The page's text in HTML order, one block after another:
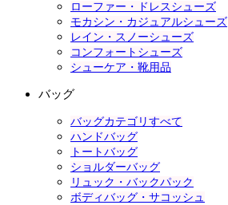
ローファー・ドレスシューズ
モカシン・カジュアルシューズ
レイン・スノーシューズ
コンフォートシューズ
シューケア・靴用品
バッグ
バッグカテゴリすべて
ハンドバッグ
トートバッグ
ショルダーバッグ
リュック・バックパック
ボディバッグ・サコッシュ